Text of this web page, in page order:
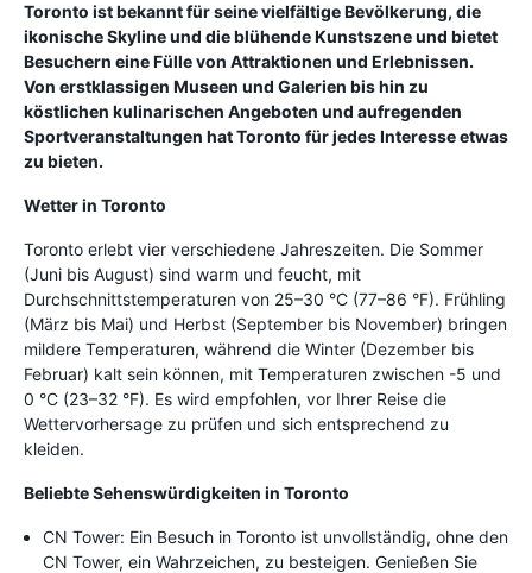
Toronto ist bekannt für seine vielfältige Bevölkerung, die
ikonische Skyline und die blühende Kunstszene und bietet
Besuchern eine Fülle von Attraktionen und Erlebnissen.
Von erstklassigen Museen und Galerien bis hin zu
köstlichen kulinarischen Angeboten und aufregenden
Sportveranstaltungen hat Toronto für jedes Interesse etwas
zu bieten.
Wetter in Toronto
Toronto erlebt vier verschiedene Jahreszeiten. Die Sommer
(Juni bis August) sind warm und feucht, mit
Durchschnittstemperaturen von 25–30 °C (77–86 °F). Frühling
(März bis Mai) und Herbst (September bis November) bringen
mildere Temperaturen, während die Winter (Dezember bis
Februar) kalt sein können, mit Temperaturen zwischen -5 und
0 °C (23–32 °F). Es wird empfohlen, vor Ihrer Reise die
Wettervorhersage zu prüfen und sich entsprechend zu
kleiden.
Beliebte Sehenswürdigkeiten in Toronto
CN Tower: Ein Besuch in Toronto ist unvollständig, ohne den
CN Tower, ein Wahrzeichen, zu besteigen. Genießen Sie